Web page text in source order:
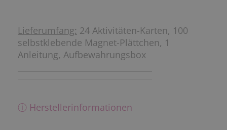
Lieferumfang: 24 Aktivitäten-Karten, 100
selbstklebende Magnet-Plättchen, 1
Anleitung, Aufbewahrungsbox
ⓘ Herstellerinformationen